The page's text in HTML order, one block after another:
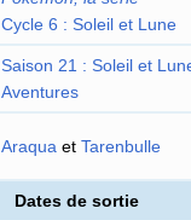
cycle 6 : Soleil et Lune
saison 21 : Soleil et
Aventures
Araqua et Tarenbulle
Dates de sortie